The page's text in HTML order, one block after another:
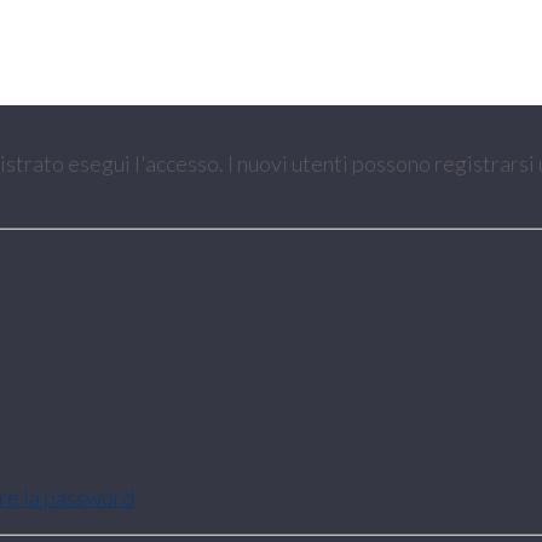
esegui l'accesso. I nuovi utenti possono
la password